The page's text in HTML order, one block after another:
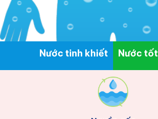
Nước tinh khiết Nước tốt